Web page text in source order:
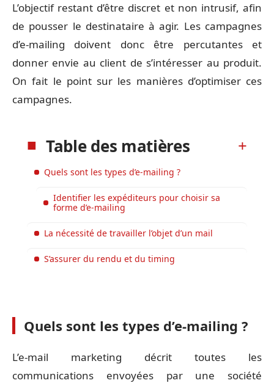
L’objectif restant d’être discret et non intrusif, afin
de pousser le destinataire à agir. Les campagnes
d’e-mailing doivent donc être percutantes et
donner envie au client de s’intéresser au produit.
On fait le point sur les manières d’optimiser ces
campagnes.
Table des matières
Quels sont les types d’e-mailing ?
Identifier les expéditeurs pour choisir sa
forme d’e-mailing
La nécessité de travailler l’objet d’un mail
S’assurer du rendu et du timing
Quels sont les types d’e-mailing ?
L’e-mail marketing décrit toutes les
communications envoyées par une société